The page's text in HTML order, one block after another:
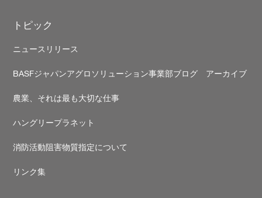
トピック
ニュースリリース
BASFジャパンアグロソリューション事業部ブログ アーカイブ
農業、それは最も大切な仕事
ハングリープラネット
消防活動阻害物質指定について
リンク集